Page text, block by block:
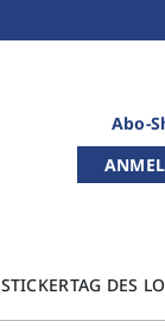
Abo-
TAG DES